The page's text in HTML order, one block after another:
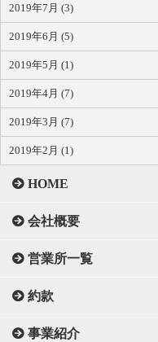
2019年7月 (3)
2019年6月 (5)
2019年5月 (1)
2019年4月 (7)
2019年3月 (7)
2019年2月 (1)
HOME
会社概要
営業所一覧
約款
事業紹介